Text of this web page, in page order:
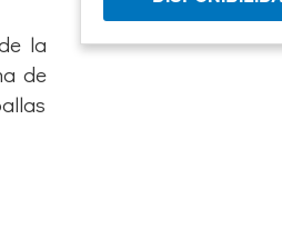
la
de